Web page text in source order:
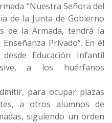
“Nuestra Señora del
de la Junta de Gobierno
de la Armada, tendrá la
Privado”. En él
Educación Infantil
a los huérfanos
para ocupar plazas
a otros alumnos de
siguiendo un orden